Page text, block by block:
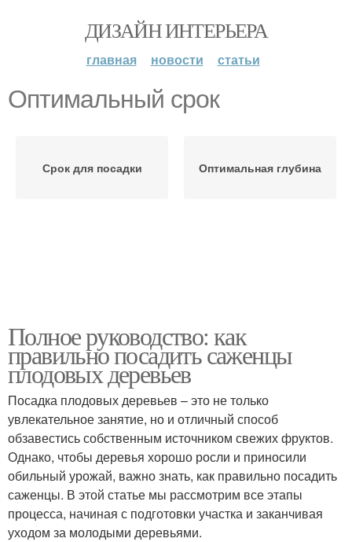
ДИЗАЙН ИНТЕРЬЕРА
главная новости статьи
Оптимальный срок
Срок для посадки Оптимальная глубина
Полное руководство: как
правильно посадить саженцы
плодовых деревьев
Посадка плодовых деревьев – это не только
увлекательное занятие, но и отличный способ
обзавестись собственным источником свежих фруктов.
Однако, чтобы деревья хорошо росли и приносили
обильный урожай, важно знать, как правильно посадить
саженцы. В этой статье мы рассмотрим все этапы
процесса, начиная с подготовки участка и заканчивая
уходом за молодыми деревьями.